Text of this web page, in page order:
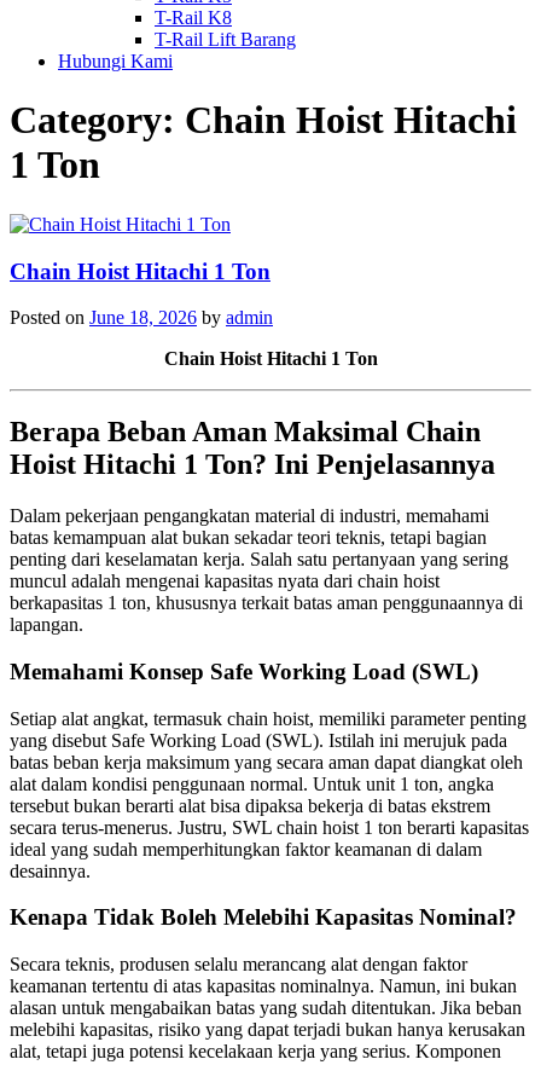
T-Rail K8
T-Rail Lift Barang
Hubungi Kami
Category: Chain Hoist Hitachi
1 Ton
Chain Hoist Hitachi 1 Ton
Posted on June 18, 2026 by admin
Chain Hoist Hitachi 1 Ton
Berapa Beban Aman Maksimal Chain
Hoist Hitachi 1 Ton? Ini Penjelasannya
Dalam pekerjaan pengangkatan material di industri, memahami
batas kemampuan alat bukan sekadar teori teknis, tetapi bagian
penting dari keselamatan kerja. Salah satu pertanyaan yang sering
muncul adalah mengenai kapasitas nyata dari chain hoist
berkapasitas 1 ton, khususnya terkait batas aman penggunaannya di
lapangan.
Memahami Konsep Safe Working Load (SWL)
Setiap alat angkat, termasuk chain hoist, memiliki parameter penting
yang disebut Safe Working Load (SWL). Istilah ini merujuk pada
batas beban kerja maksimum yang secara aman dapat diangkat oleh
alat dalam kondisi penggunaan normal. Untuk unit 1 ton, angka
tersebut bukan berarti alat bisa dipaksa bekerja di batas ekstrem
secara terus-menerus. Justru, SWL chain hoist 1 ton berarti kapasitas
ideal yang sudah memperhitungkan faktor keamanan di dalam
desainnya.
Kenapa Tidak Boleh Melebihi Kapasitas Nominal?
Secara teknis, produsen selalu merancang alat dengan faktor
keamanan tertentu di atas kapasitas nominalnya. Namun, ini bukan
alasan untuk mengabaikan batas yang sudah ditentukan. Jika beban
melebihi kapasitas, risiko yang dapat terjadi bukan hanya kerusakan
alat, tetapi juga potensi kecelakaan kerja yang serius. Komponen